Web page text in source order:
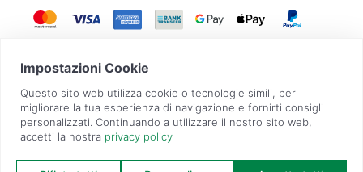
GadgetZilla è un Brand di Overbi S.r.l.| realizzato conContit | © 2026 Tutti
i diritti riservati | P.IVA: 09351560967